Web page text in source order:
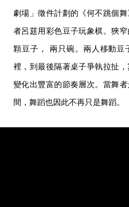
劇場」徵件計劃的《何不跳個
者呂莛用彩色豆子玩象棋。狹
顆豆子， 兩只碗。兩人移動豆
裡，到最後隔著桌子爭執拉扯
變化出豐富的節奏層次。當舞
間，舞蹈也因此不再只是舞蹈。